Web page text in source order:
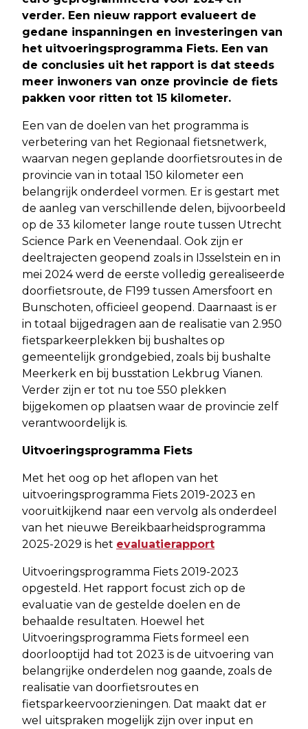
verder. Een nieuw rapport evalueert de
gedane inspanningen en investeringen van
het uitvoeringsprogramma Fiets. Een van
de conclusies uit het rapport is dat steeds
meer inwoners van onze provincie de fiets
pakken voor ritten tot 15 kilometer.
Een van de doelen van het programma is
verbetering van het Regionaal fietsnetwerk,
waarvan negen geplande doorfietsroutes in de
provincie van in totaal 150 kilometer een
belangrijk onderdeel vormen. Er is gestart met
de aanleg van verschillende delen, bijvoorbeeld
op de 33 kilometer lange route tussen Utrecht
Science Park en Veenendaal. Ook zijn er
deeltrajecten geopend zoals in IJsselstein en in
mei 2024 werd de eerste volledig gerealiseerde
doorfietsroute, de F199 tussen Amersfoort en
Bunschoten, officieel geopend. Daarnaast is er
in totaal bijgedragen aan de realisatie van 2.950
fietsparkeerplekken bij bushaltes op
gemeentelijk grondgebied, zoals bij bushalte
Meerkerk en bij busstation Lekbrug Vianen.
Verder zijn er tot nu toe 550 plekken
bijgekomen op plaatsen waar de provincie zelf
verantwoordelijk is.
Uitvoeringsprogramma Fiets
Met het oog op het aflopen van het
uitvoeringsprogramma Fiets 2019-2023 en
vooruitkijkend naar een vervolg als onderdeel
van het nieuwe Bereikbaarheidsprogramma
2025-2029 is het evaluatierapport
Uitvoeringsprogramma Fiets 2019-2023
opgesteld. Het rapport focust zich op de
evaluatie van de gestelde doelen en de
behaalde resultaten. Hoewel het
Uitvoeringsprogramma Fiets formeel een
doorlooptijd had tot 2023 is de uitvoering van
belangrijke onderdelen nog gaande, zoals de
realisatie van doorfietsroutes en
fietsparkeervoorzieningen. Dat maakt dat er
wel uitspraken mogelijk zijn over input en